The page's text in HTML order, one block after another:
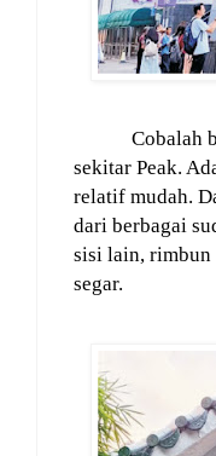
Cobalah
sekitar Peak.
relatif mudah.
dari berbagai
sisi lain, rimbun
segar.